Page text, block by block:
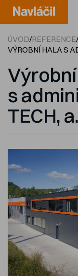
ÚVOD/REFERENCE/
VÝROBNÍ HALA S
s
TECH,